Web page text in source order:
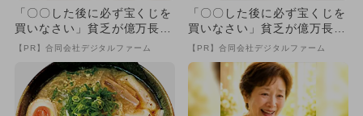
「〇〇した後に必ず宝くじを
買いなさい」貧乏が億万長者
に
【PR】合同会社デジタルファーム
「〇〇した後に必ず宝くじを
買いなさい」貧乏が億万長者
に
【PR】合同会社デジタルファーム